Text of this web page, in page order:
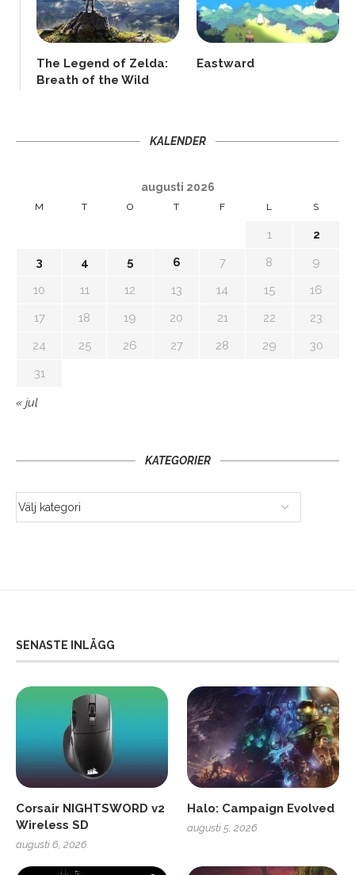
The Legend of Zelda:
Breath of the Wild
Eastward
KALENDER
augusti 2026
M T O T F L S
1
2
3
4 5 6 7 8
9
10
11 12 13 14 15
16
17
18 19 20 21 22
23
24
25 26 27 28 29
30
31
« jul
KATEGORIER
SENASTE INLÄGG
Corsair NIGHTSWORD v2
Wireless SD
augusti 6, 2026
Halo: Campaign Evolved
augusti 5, 2026